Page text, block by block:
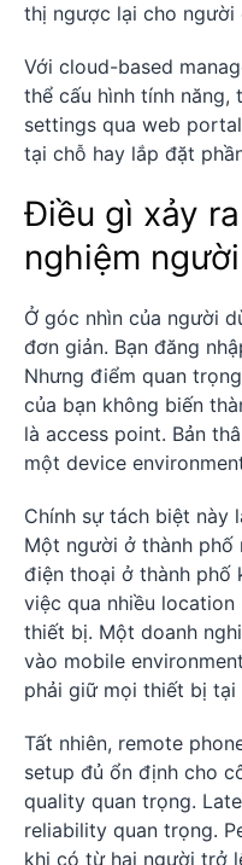
thị ngược lại cho người
Với cloud-based
thể cấu hình tính năng,
settings qua web
tại chỗ hay lắp đặt
Điều gì xảy
nghiệm
Ở góc nhìn của người
đơn giản. Bạn đăng
Nhưng điểm quan
của bạn không biến
là access point. Bản
một device
Chính sự tách biệt này
Một người ở thành
điện thoại ở thành phố
việc qua nhiều
thiết bị. Một doanh
vào mobile
phải giữ mọi thiết bị tại
Tất nhiên, remote
setup đủ ổn định cho
quality quan trọng.
reliability quan trọng.
khi có từ hai người trở